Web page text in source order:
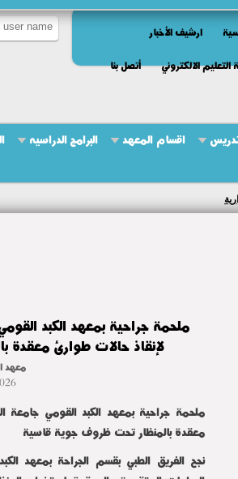
ارشيف الأخبار
الالكتروني
أتصل بنا
اقسام المعهد البرامج الدراسيه
لإنقاذ حالات طوارئ
معهد
معقدة بالمنظار تحت ظروف جوية قاسية
نجح الفريق الطبي بقسم الجراحة بمعهد